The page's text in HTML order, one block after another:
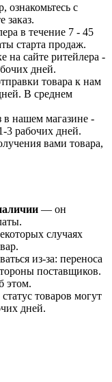
ознакомьтесь с
заказ.
в течение 7 - 45
старта продаж.
на сайте ритейлера -
дней.
товара к нам
В среднем
в нашем магазине -
3 рабочих дней.
вами товара,
— он
случаях
из-за: переноса
поставщиков.
этом.
товаров могут
дней.